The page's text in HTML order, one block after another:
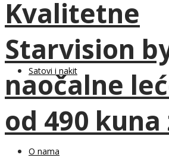
Satovi i nakit
O nama
Kvalitetne
Starvision
naočalne
od 490